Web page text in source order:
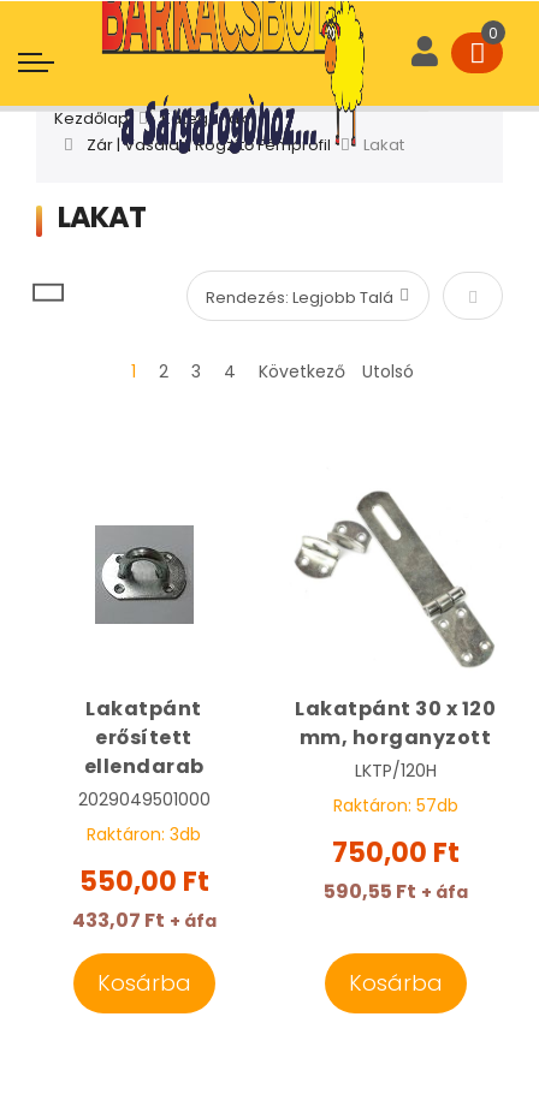
Kezdőlap
Kategóriák
Zár | Vasalat | Rögzítő Fémprofil
Lakat
LAKAT
1 2 3 4 Következő Utolsó
Lakatpánt
erősített
ellendarab
2029049501000
Raktáron: 3db
550,00 Ft
433,07 Ft + áfa
Kosárba
Lakatpánt 30 x 120
mm, horganyzott
LKTP/120H
Raktáron: 57db
750,00 Ft
590,55 Ft + áfa
Kosárba